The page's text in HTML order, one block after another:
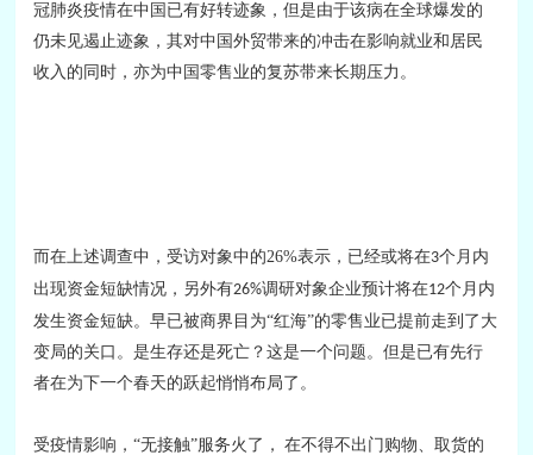
冠肺炎疫情在中国已有好转迹象，但是由于该病在全球爆发的
仍未见遏止迹象，其对中国外贸带来的冲击在影响就业和居民
收入的同时，亦为中国零售业的复苏带来长期压力。
而在上述调查中，受访对象中的26%表示，已经或将在3个月内
出现资金短缺情况，另外有26%调研对象企业预计将在12个月内
发生资金短缺。早已被商界目为“红海”的零售业已提前走到了大
变局的关口。是生存还是死亡？这是一个问题。但是已有先行
者在为下一个春天的跃起悄悄布局了。
受疫情影响，“无接触”服务火了，
在不得不出门购物、取货的